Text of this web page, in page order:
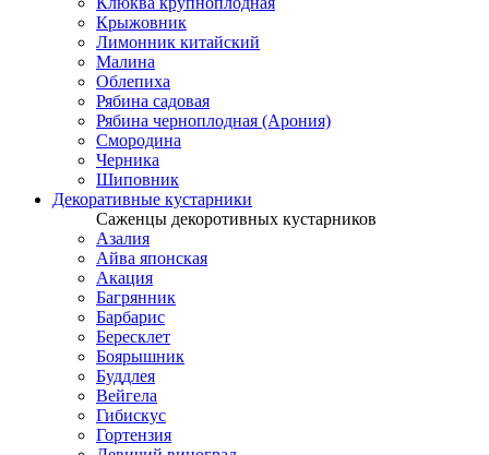
Крыжовник
Лимонник китайский
Малина
Облепиха
Рябина садовая
Рябина черноплодная (Арония)
Смородина
Черника
Шиповник
Декоративные кустарники
Саженцы декоротивных кустарников
Азалия
Айва японская
Акация
Багрянник
Барбарис
Бересклет
Боярышник
Буддлея
Вейгела
Гибискус
Гортензия